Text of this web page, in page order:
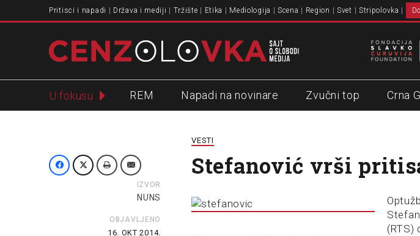
Pritisci i napadi Država i mediji Tržište Etika Mediologija Scena Region Svet Stripolovka
U fokusu REM Napadi na novinare Zvučni top Crna
IZVOR
NUNS
OBJAVLJENO
16. OKT 2014.
VESTI
Stefanović vrši
(RTS)